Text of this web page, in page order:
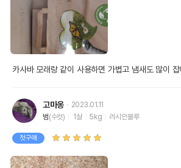
카사바 모래랑 같이 사용하면 가볍고 냄새도 많이
고마옹
2023.01.11
범(수컷) 1살 5kg 러시안블루
첫구매